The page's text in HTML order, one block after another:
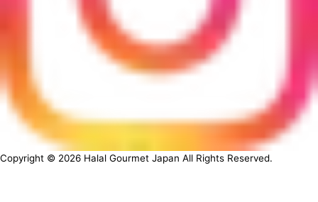
Copyright © 2026 Halal Gourmet Japan All Rights Reserved.